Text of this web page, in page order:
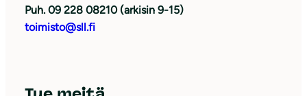
Puh. 09 228 08210 (arkisin 9-15)
toimisto@sll.fi